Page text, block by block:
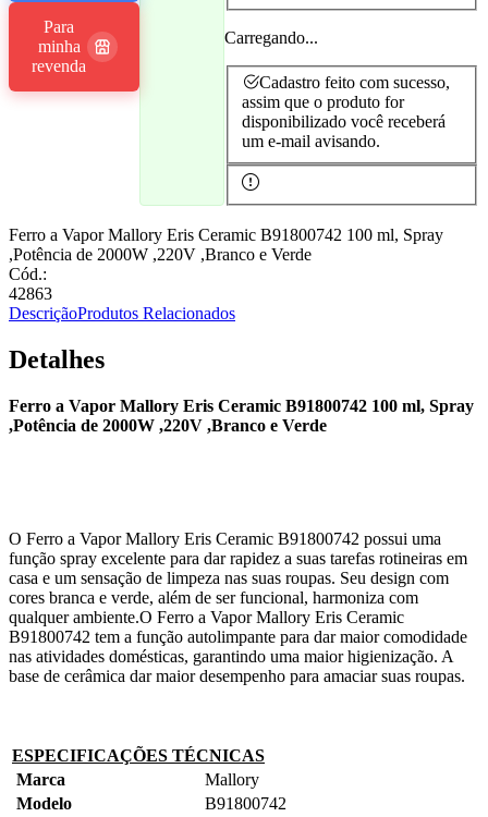
Para
minha
revenda
Carregando...
Cadastro feito com sucesso,
assim que o produto for
disponibilizado você receberá
um e-mail avisando.
Ferro a Vapor Mallory Eris Ceramic B91800742 100 ml, Spray
,Potência de 2000W ,220V ,Branco e Verde
Cód.:
42863
DescriçãoProdutos Relacionados
Detalhes